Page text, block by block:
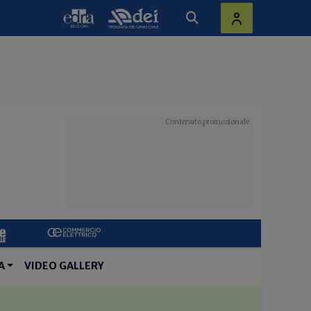
VIDEO GALLERY